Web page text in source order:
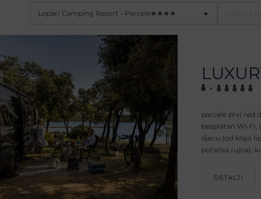
Lopari Camping Resort - Parcele★ ★ ★ ★
+
parcele prvi red
besplatan WI-
djecu (od kraja
početka rujna),
DETALJI